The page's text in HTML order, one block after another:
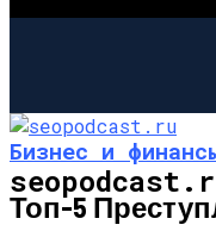
Бизнес и
Топ-5